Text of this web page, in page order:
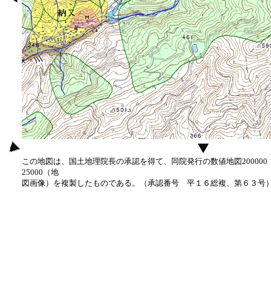
この地図は、国土地理院長の承認を得て、同院発行の数値地図
25000（地
図画像）を複製したものである。（承認番号 平１６総複、第６３号